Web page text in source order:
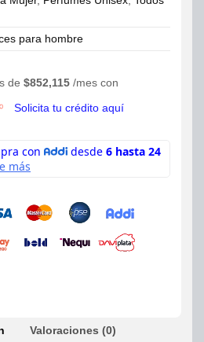
para hombre
de $852,115 /mes con
Solicita tu crédito aquí
Valoraciones (0)